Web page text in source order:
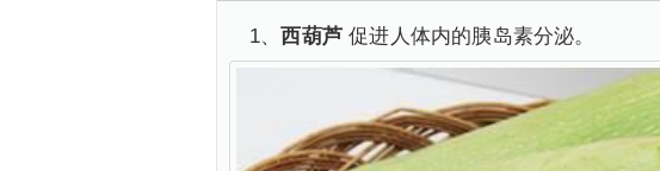
1、西葫芦 促进人体内的胰岛素分泌。